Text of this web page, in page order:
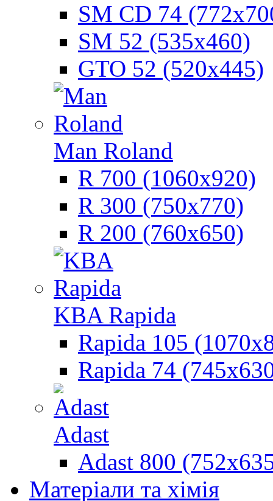
SM CD 74
SM 52 (535х460)
GTO 52 (520х445)
Man Roland
R 700 (1060х920)
R 300 (750х770)
R 200 (760х650)
KBA Rapida
Rapida 105
Rapida 74
Adast
Adast 800
Матеріали та хімія